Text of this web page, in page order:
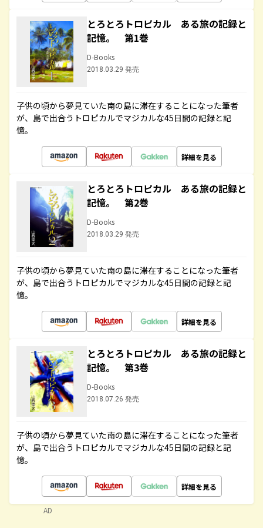
とろとろトロピカル ある旅の記録と
記憶。 第1巻
D-Books
2018.03.29 発売
子供の頃から夢見ていた南の島に滞在することになった筆者
が、島で出合うトロピカルでマジカルな45日間の記録と記
憶。
詳細を見る
とろとろトロピカル ある旅の記録と
記憶。 第2巻
D-Books
2018.03.29 発売
子供の頃から夢見ていた南の島に滞在することになった筆者
が、島で出合うトロピカルでマジカルな45日間の記録と記
憶。
詳細を見る
とろとろトロピカル ある旅の記録と
記憶。 第3巻
D-Books
2018.07.26 発売
子供の頃から夢見ていた南の島に滞在することになった筆者
が、島で出合うトロピカルでマジカルな45日間の記録と記
憶。
詳細を見る
AD